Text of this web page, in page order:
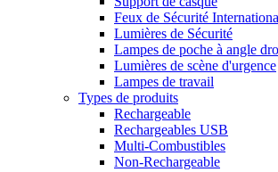
Feux de Sécurité
Lumières de Sécurité
Lampes de poche à angle
Lumières de scène d'urgence
Lampes de travail
Types de produits
Rechargeable
Rechargeables USB
Multi-Combustibles
Non-Rechargeable